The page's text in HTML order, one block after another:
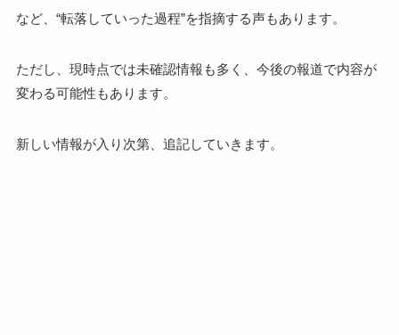
など、“転落していった過程”を指摘する声もあります。
ただし、現時点では未確認情報も多く、今後の報道で内容が
変わる可能性もあります。
新しい情報が入り次第、追記していきます。